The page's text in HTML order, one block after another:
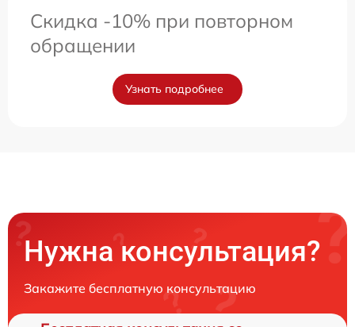
Скидка -10% при повторном
обращении
Узнать подробнее
Нужна консультация?
Закажите бесплатную консультацию